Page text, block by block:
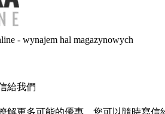
- wynajem hal magazynowych
給我們
解更多可能的優惠，您可以隨時寫信